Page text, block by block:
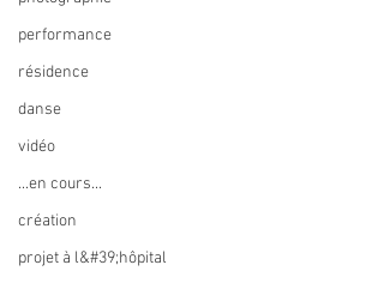
performance
résidence
danse
vidéo
...en cours...
création
projet à l&#39;hôpital